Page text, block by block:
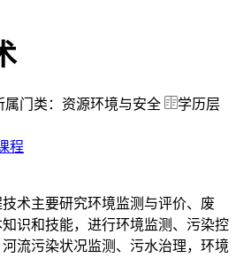
属门类：资源环境与安全
学历层
程
主要研究环境监测与评价、废
识和技能，进行环境监测、污染控
流污染状况监测、污水治理，环境